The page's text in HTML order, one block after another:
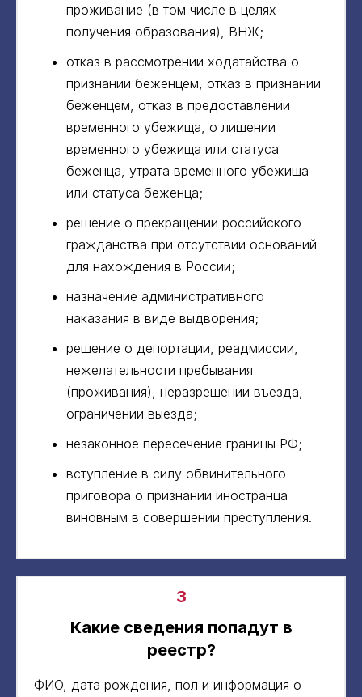
проживание (в том числе в целях
получения образования), ВНЖ;
отказ в рассмотрении ходатайства о
признании беженцем, отказ в признании
беженцем, отказ в предоставлении
временного убежища, о лишении
временного убежища или статуса
беженца, утрата временного убежища
или статуса беженца;
решение о прекращении российского
гражданства при отсутствии оснований
для нахождения в России;
назначение административного
наказания в виде выдворения;
решение о депортации, реадмиссии,
нежелательности пребывания
(проживания), неразрешении въезда,
ограничении выезда;
незаконное пересечение границы РФ;
вступление в силу обвинительного
приговора о признании иностранца
виновным в совершении преступления.
3
Какие сведения попадут в
реестр?
ФИО, дата рождения, пол и информация о